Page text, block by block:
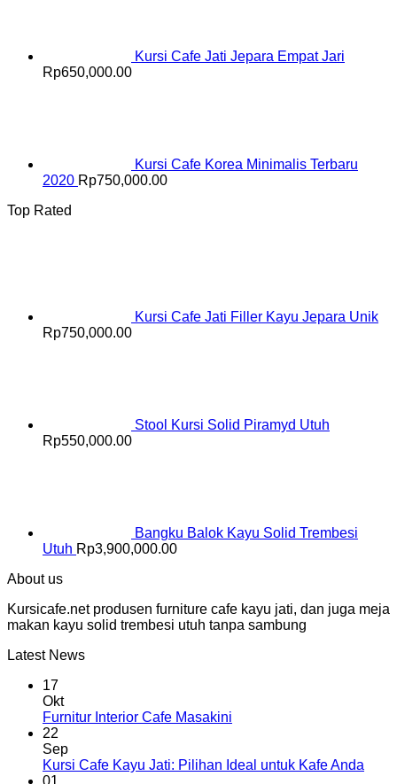
Kursi Cafe Jati Jepara Empat Jari
Rp650,000.00
Kursi Cafe Korea Minimalis Terbaru
2020 Rp750,000.00
Top Rated
Kursi Cafe Jati Filler Kayu Jepara Unik
Rp750,000.00
Stool Kursi Solid Piramyd Utuh
Rp550,000.00
Bangku Balok Kayu Solid Trembesi
Utuh Rp3,900,000.00
About us
Kursicafe.net produsen furniture cafe kayu jati, dan juga meja
makan kayu solid trembesi utuh tanpa sambung
Latest News
17
Okt
Furnitur Interior Cafe Masakini
22
Sep
Kursi Cafe Kayu Jati: Pilihan Ideal untuk Kafe Anda